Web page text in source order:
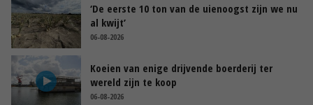
‘De eerste 10 ton van de uienoogst zijn we nu
al kwijt’
06-08-2026
Koeien van enige drijvende boerderij ter
wereld zijn te koop
06-08-2026